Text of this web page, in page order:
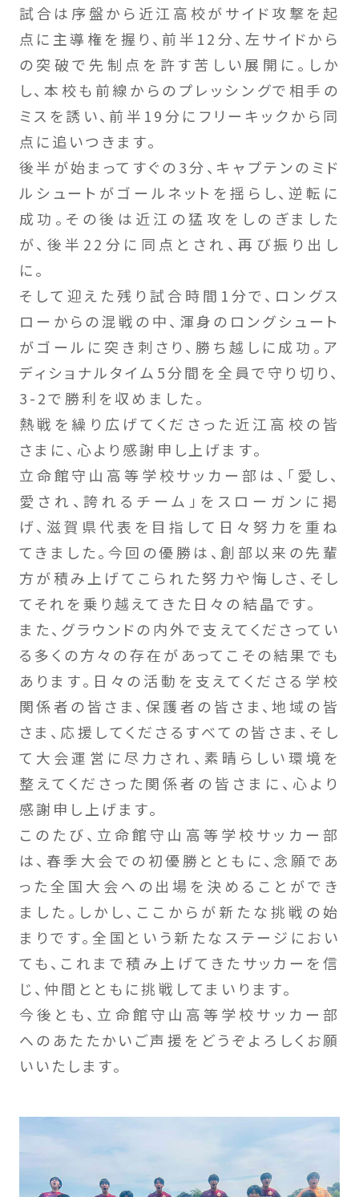
試合は序盤から近江高校がサイド攻撃を起
点に主導権を握り、前半12分、左サイドから
の突破で先制点を許す苦しい展開に。しか
し、本校も前線からのプレッシングで相手の
ミスを誘い、前半19分にフリーキックから同
点に追いつきます。
後半が始まってすぐの3分、キャプテンのミド
ルシュートがゴールネットを揺らし、逆転に
成功。その後は近江の猛攻をしのぎました
が、後半22分に同点とされ、再び振り出し
に。
そして迎えた残り試合時間1分で、ロングス
ローからの混戦の中、渾身のロングシュート
がゴールに突き刺さり、勝ち越しに成功。ア
ディショナルタイム5分間を全員で守り切り、
3-2で勝利を収めました。
熱戦を繰り広げてくださった近江高校の皆
さまに、心より感謝申し上げます。
立命館守山高等学校サッカー部は、「愛し、
愛され、誇れるチーム」をスローガンに掲
げ、滋賀県代表を目指して日々努力を重ね
てきました。今回の優勝は、創部以来の先輩
方が積み上げてこられた努力や悔しさ、そし
てそれを乗り越えてきた日々の結晶です。
また、グラウンドの内外で支えてくださってい
る多くの方々の存在があってこその結果でも
あります。日々の活動を支えてくださる学校
関係者の皆さま、保護者の皆さま、地域の皆
さま、応援してくださるすべての皆さま、そし
て大会運営に尽力され、素晴らしい環境を
整えてくださった関係者の皆さまに、心より
感謝申し上げます。
このたび、立命館守山高等学校サッカー部
は、春季大会での初優勝とともに、念願であ
った全国大会への出場を決めることができ
ました。しかし、ここからが新たな挑戦の始
まりです。全国という新たなステージにおい
ても、これまで積み上げてきたサッカーを信
じ、仲間とともに挑戦してまいります。
今後とも、立命館守山高等学校サッカー部
へのあたたかいご声援をどうぞよろしくお願
いいたします。